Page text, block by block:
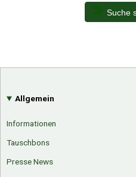
Suche
Allgemein
Informationen
Tauschbons
Presse News